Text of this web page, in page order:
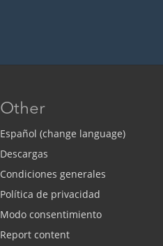
Other
Español (change language)
Descargas
Condiciones generales
Política de privacidad
Modo consentimiento
Report content